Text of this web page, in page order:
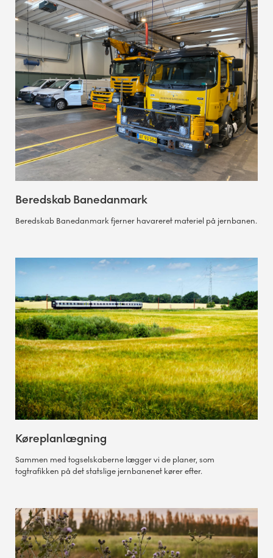
Beredskab Banedanmark
Beredskab Banedanmark fjerner havareret materiel på jernbanen.
Køreplanlægning
Sammen med togselskaberne lægger vi de planer, som
togtrafikken på det statslige jernbanenet kører efter.